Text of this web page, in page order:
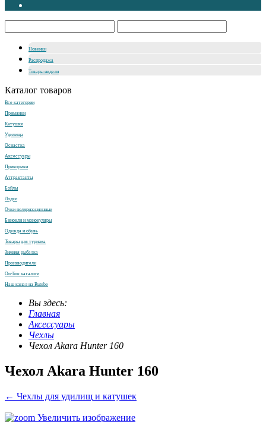
Новинки
Распродажа
Товары недели
Каталог товаров
Все категории
Приманки
Катушки
Удилища
Оснастка
Аксессуары
Прикормки
Аттрактанты
Бойлы
Лодки
Очки поляризационные
Бинокли и монокуляры
Одежда и обувь
Товары для туризма
Зимняя рыбалка
Производители
On-line каталоги
Наш канал на Rutube
Вы здесь:
Главная
Аксессуары
Чехлы
Чехол Akara Hunter 160
Чехол Akara Hunter 160
← Чехлы для удилищ и катушек
Увеличить изображение